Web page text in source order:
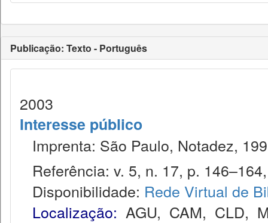
Publicação: Texto - Português
2003
Interesse público
Imprenta: São Paulo, Notadez,
Referência: v. 5, n. 17, p.
Disponibilidade: Rede Virtual de
Localização: AGU, CAM, CLD,